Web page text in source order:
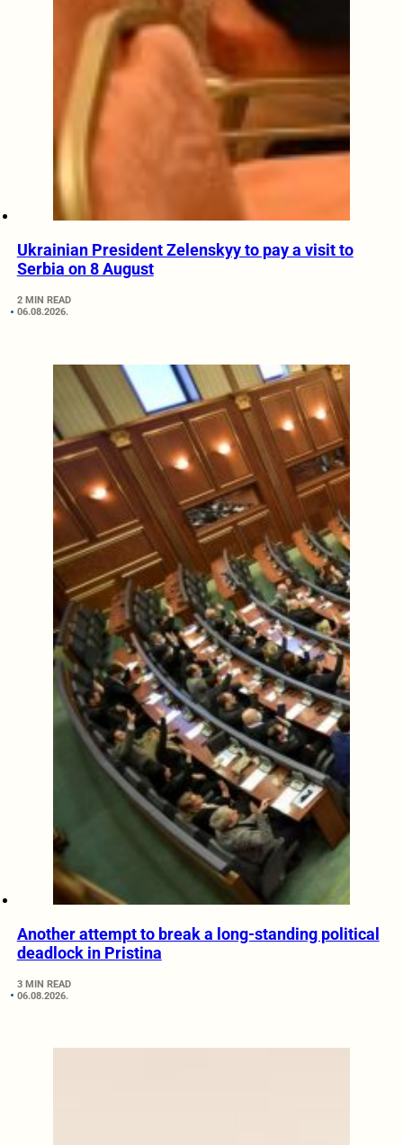
Ukrainian President Zelenskyy to pay a visit to
Serbia on 8 August
2 MIN READ
06.08.2026.
Another attempt to break a long-standing political
deadlock in Pristina
3 MIN READ
06.08.2026.